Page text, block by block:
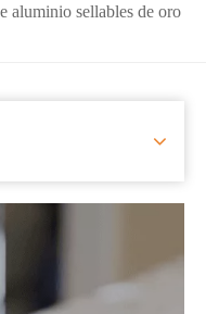
aluminio sellables de oro